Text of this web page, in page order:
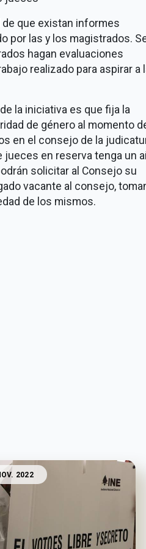
de que existan informes
por las y los magistrados.
hagan evaluaciones
realizado para aspirar a
la iniciativa es que fija la
de género al momento
en el consejo de la
en reserva tenga un
solicitar al Consejo su
vacante al consejo,
de los mismos.
2022